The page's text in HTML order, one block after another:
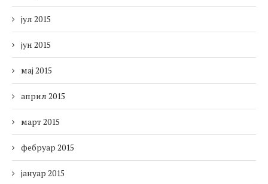
јул 2015
јун 2015
мај 2015
април 2015
март 2015
фебруар 2015
јануар 2015